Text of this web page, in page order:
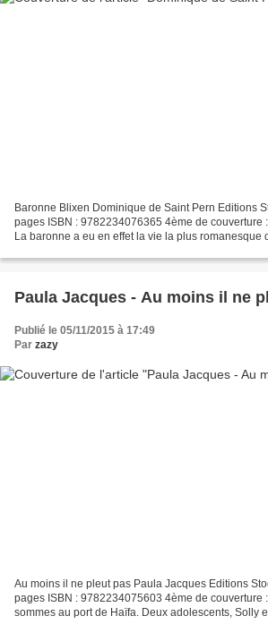
Baronne Blixen Dominique de Saint Pern Editions
pages ISBN : 9782234076365 4ème de couverture
La baronne a eu en effet la vie la plus romanesque
Paula Jacques - Au moins il ne
Publié le 05/11/2015 à 17:49
Par zazy
Au moins il ne pleut pas Paula Jacques Editions
pages ISBN : 9782234075603 4ème de couverture
sommes au port de Haïfa. Deux adolescents, Solly